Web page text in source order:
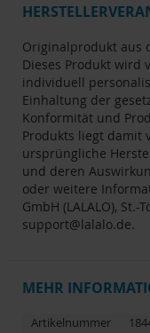
Originalprodukt aus
Dieses Produkt wird
individuell
Einhaltung der
Konformität und
Produkts liegt damit
ursprüngliche
und deren
oder weitere
GmbH (LALALO),
support@lalalo.de.
MEHR
Artikelnummer